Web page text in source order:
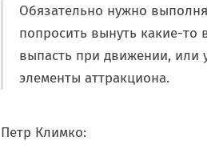
Обязательно нужно
попросить вынуть какие-
выпасть при движении, или
элементы аттракциона.
Петр Климко: